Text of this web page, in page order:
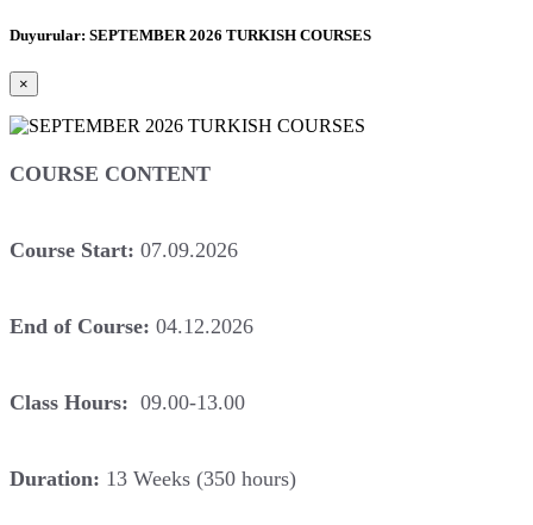
Duyurular: SEPTEMBER 2026 TURKISH COURSES
×
COURSE CONTENT
Course Start: 07.09.2026
End of Course: 04.12.2026
Class Hours: 09.00-13.00
Duration: 13 Weeks (350 hours)